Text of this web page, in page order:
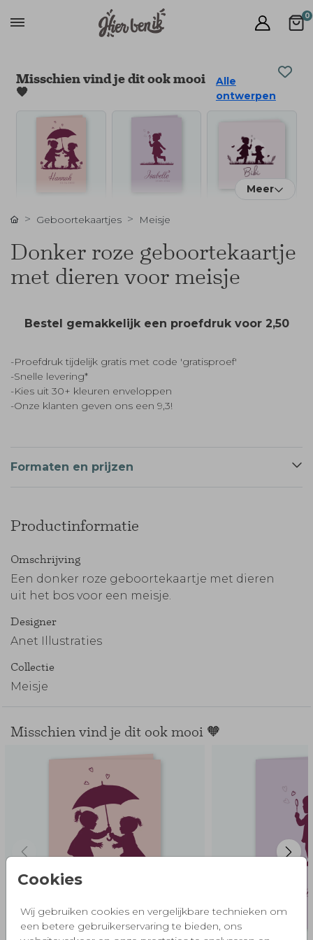
0
Cookies
Wij gebruiken cookies en vergelijkbare technieken om
een betere gebruikerservaring te bieden, ons
Misschien vind je dit ook mooi
🧡
Alle
ontwerpen
Meer
Geboortekaartjes Meisje
Donker roze geboortekaartje
met dieren voor meisje
Bestel gemakkelijk een proefdruk voor 2,50
-Proefdruk tijdelijk gratis met code 'gratisproef'
-Snelle levering*
-Kies uit 30+ kleuren enveloppen
-Onze klanten geven ons een 9,3!
Formaten en prijzen
Productinformatie
Omschrijving
Een donker roze geboortekaartje met dieren
uit het bos voor een meisje.
Designer
Anet Illustraties
Collectie
Meisje
Misschien vind je dit ook mooi 🧡